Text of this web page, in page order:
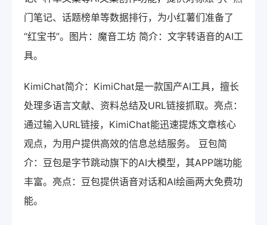
门笔记、话题榜单等数据排行，为小红薯们准备了
“红宝书”。图片：魔音工坊 简介：文字转语音的AI工
具。
KimiChat简介：KimiChat是一款国产AI工具，擅长
处理多语言文献、资料总结及URL链接抓取。亮点：
通过输入URL链接，KimiChat能迅速提炼文章核心
观点，为用户提供高效的信息总结服务。 豆包简
介：豆包是字节跳动旗下的AI大模型，其APP端功能
丰富。亮点：豆包提供语音对话和AI绘画两大免费功
能。